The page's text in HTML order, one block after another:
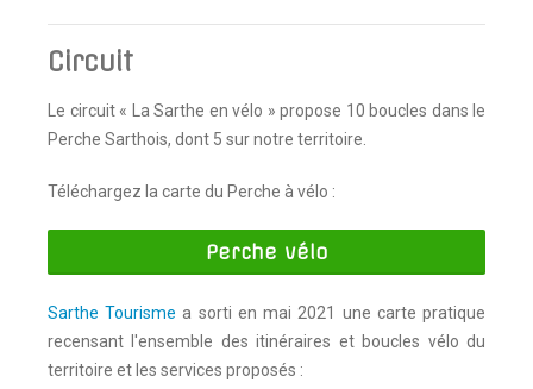
Circuit
Le circuit « La Sarthe en vélo » propose 10 boucles dans le
Perche Sarthois, dont 5 sur notre territoire.
Téléchargez la carte du Perche à vélo :
Perche vélo
Sarthe Tourisme a sorti en mai 2021 une carte pratique
recensant l'ensemble des itinéraires et boucles vélo du
territoire et les services proposés :